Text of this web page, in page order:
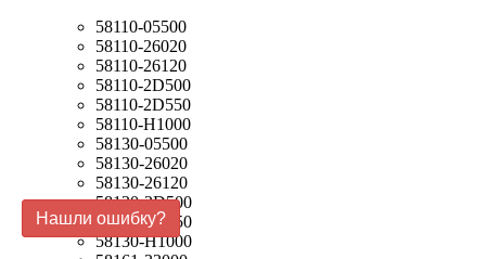
58110-05500
58110-26020
58110-26120
58110-2D500
58110-2D550
58110-H1000
58130-05500
58130-26020
58130-26120
58130-2D500
58130-2D550
58130-H1000
Нашли ошибку?